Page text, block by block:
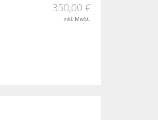
350,00 €
inkl. MwSt.